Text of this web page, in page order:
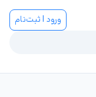
ورود | ثبت‌نام